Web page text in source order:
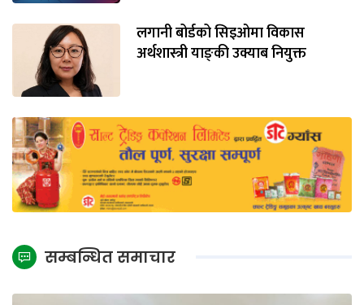
लगानी बोर्डको सिइओमा विकास
अर्थशास्त्री याङ्‌की उक्याब नियुक्त
सम्बन्धित समाचार